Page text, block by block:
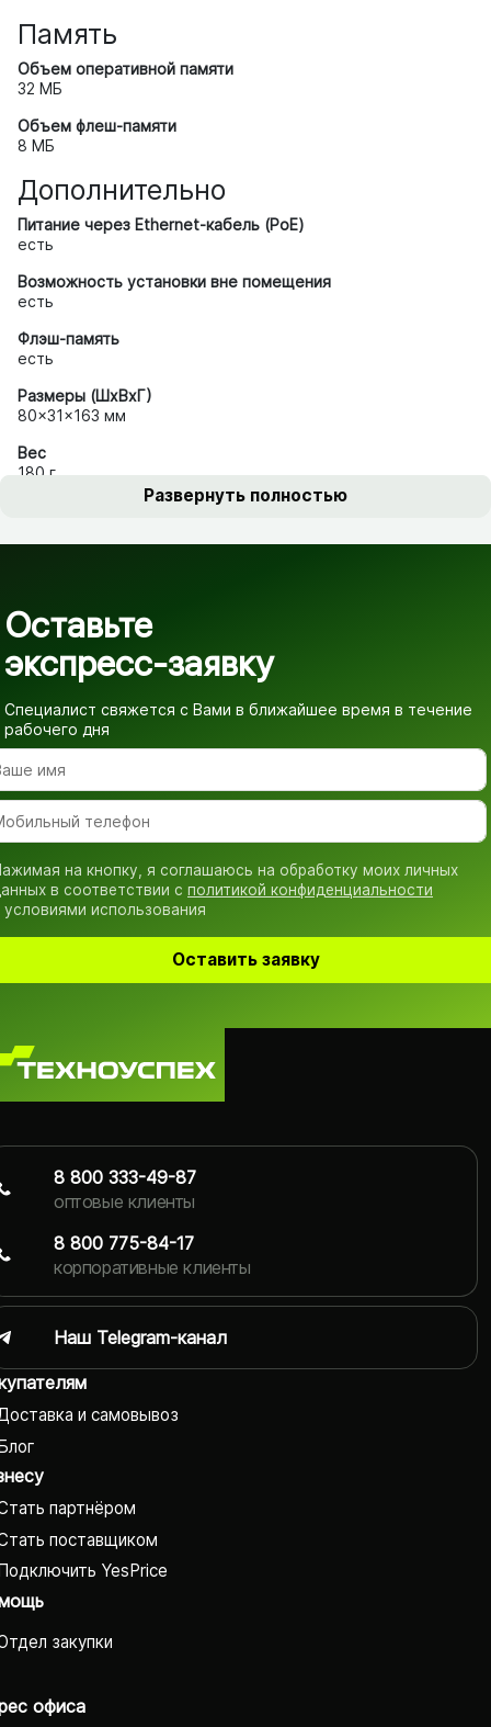
Память
Объем оперативной памяти
32 МБ
Объем флеш-памяти
8 МБ
Дополнительно
Питание через Ethernet-кабель (PoE)
есть
Возможность установки вне помещения
есть
Флэш-память
есть
Размеры (ШxВxГ)
80x31x163 мм
Вес
180 г
Развернуть полностью
Оставьте
экспресс-заявку
Специалист свяжется с Вами в ближайшее время в течение
рабочего дня
на кнопку, я соглашаюсь на обработку моих личных
в соответствии с политикой конфиденциальности
условиями использования
Оставить заявку
и самовывоз
партнёром
поставщиком
YesPrice
закупки
офиса
8 800 333-49-87
оптовые клиенты
8 800 775-84-17
корпоративные клиенты
Наш Telegram-канал